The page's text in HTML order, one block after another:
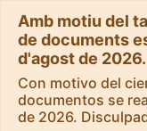
Amb motiu del
de documents
d'agost de
Con motivo del
documentos se
de 2026.